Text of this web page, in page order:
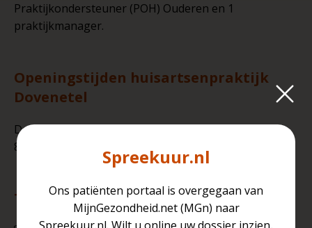
Praktijkondersteuner (POH) Ouderen en 1
praktijkmanager.
Openingstijden huisartsenpraktijk
Dovenetel
De praktijk is open op maandag t/m vrijdag tussen
8.00 uur en 17.00 uur.
Telefonische bereikbaarheid
Spreekuur.nl
Ons patiënten portaal is overgegaan van
MijnGezondheid.net (MGn) naar
Spreekuur.nl. Wilt u online uw dossier inzien,